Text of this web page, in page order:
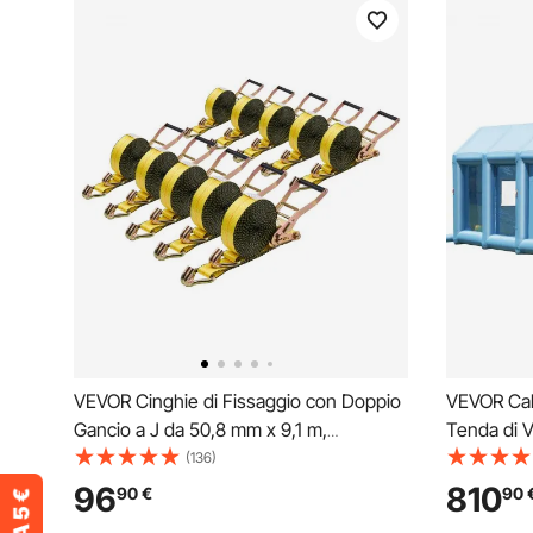
VEVOR Cinghie di Fissaggio con Doppio
Gancio a J da 50,8 mm x 9,1 m,
Resistenza alla Rottura di 4536 kg,
Borsa per il Trasporto, per Traslochi,
Rimorchi, Motociclette, Kayak, Tetto,
(136)
9690€
VEVOR
Tenda di
Potente
dell'Aria,
Mobili
81090